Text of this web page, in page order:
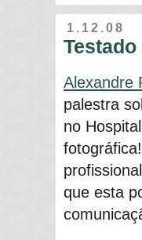
1.12.08
Alexandre
palestra
no
que esta